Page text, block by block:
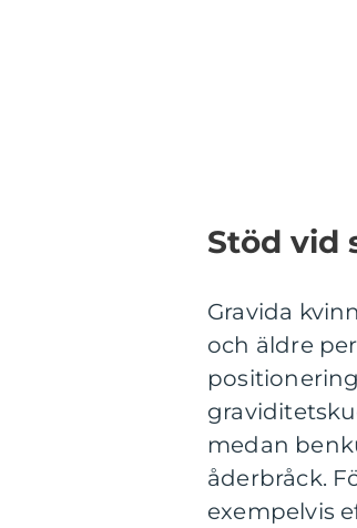
Stöd vid
Gravida
och äldre
medan
åderbråck.
exempelvis